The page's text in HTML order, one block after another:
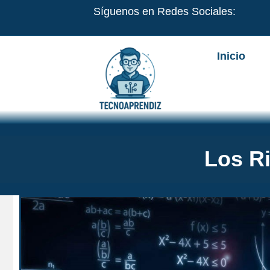
Síguenos en Redes Sociales:
Inicio
Los